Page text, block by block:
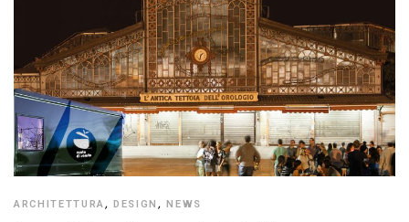
ARCHITETTURA,DESIGN,NEWS